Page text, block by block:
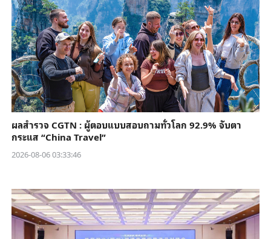
ผลสำรวจ CGTN : ผู้ตอบแบบสอบถามทั่วโลก 92.9% จับตา
กระแส “China Travel”
2026-08-06 03:33:46